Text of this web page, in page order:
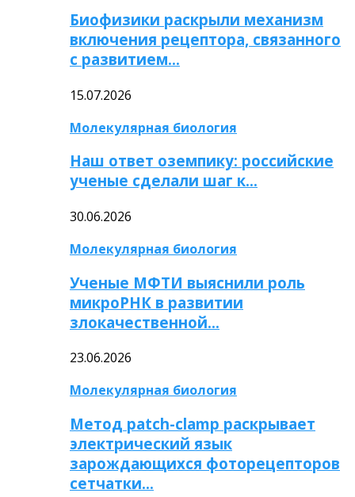
Биофизики раскрыли механизм
включения рецептора, связанного
с развитием…
15.07.2026
Молекулярная биология
Наш ответ оземпику: российские
ученые сделали шаг к…
30.06.2026
Молекулярная биология
Ученые МФТИ выяснили роль
микроРНК в развитии
злокачественной…
23.06.2026
Молекулярная биология
Метод patch-clamp раскрывает
электрический язык
зарождающихся фоторецепторов
сетчатки…